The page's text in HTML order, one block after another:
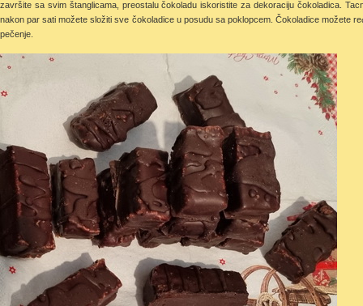
završite sa svim štanglicama, preostalu čokoladu iskoristite za dekoraciju čokoladica.
nakon par sati možete složiti sve čokoladice u posudu sa poklopcem. Čokoladice možete
pečenje.